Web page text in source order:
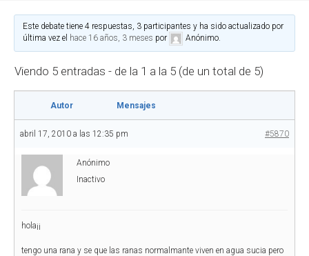
Este debate tiene 4 respuestas, 3 participantes y ha sido actualizado por
última vez el hace 16 años, 3 meses por Anónimo.
Viendo 5 entradas - de la 1 a la 5 (de un total de 5)
Autor Mensajes
abril 17, 2010 a las 12:35 pm #5870
Anónimo
Inactivo
hola¡¡
tengo una rana y se que las ranas normalmante viven en agua sucia pero